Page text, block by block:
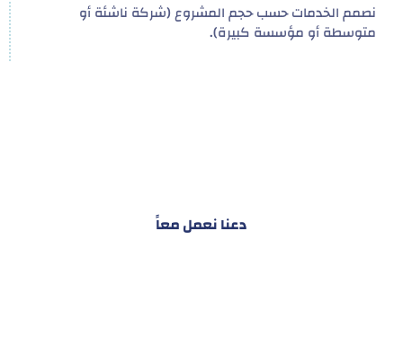
نصمم الخدمات حسب حجم المشروع (شركة ناشئة أو
متوسطة أو مؤسسة كبيرة).
دعنا نعمل معاً